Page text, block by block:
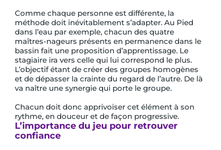
Comme chaque personne est différente, la
méthode doit inévitablement s’adapter. Au Pied
dans l’eau par exemple, chacun des quatre
maîtres-nageurs présents en permanence dans le
bassin fait une proposition d’apprentissage. Le
stagiaire ira vers celle qui lui correspond le plus.
L’objectif étant de créer des groupes homogènes
et de dépasser la crainte du regard de l’autre. De là
va naître une synergie qui porte le groupe.
Chacun doit donc apprivoiser cet élément à son
rythme, en douceur et de façon progressive.
L’importance du jeu pour retrouver
confiance